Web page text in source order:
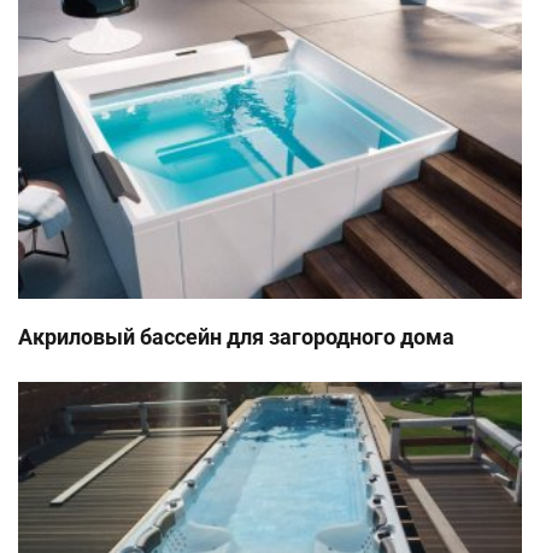
Акриловый бассейн для загородного дома